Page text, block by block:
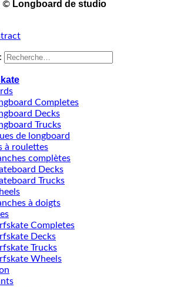
© Longboard de studio
Completes
Decks
Trucks
de longboard
à roulettes
complètes
Decks
Trucks
à doigts
Completes
Decks
Trucks
Wheels